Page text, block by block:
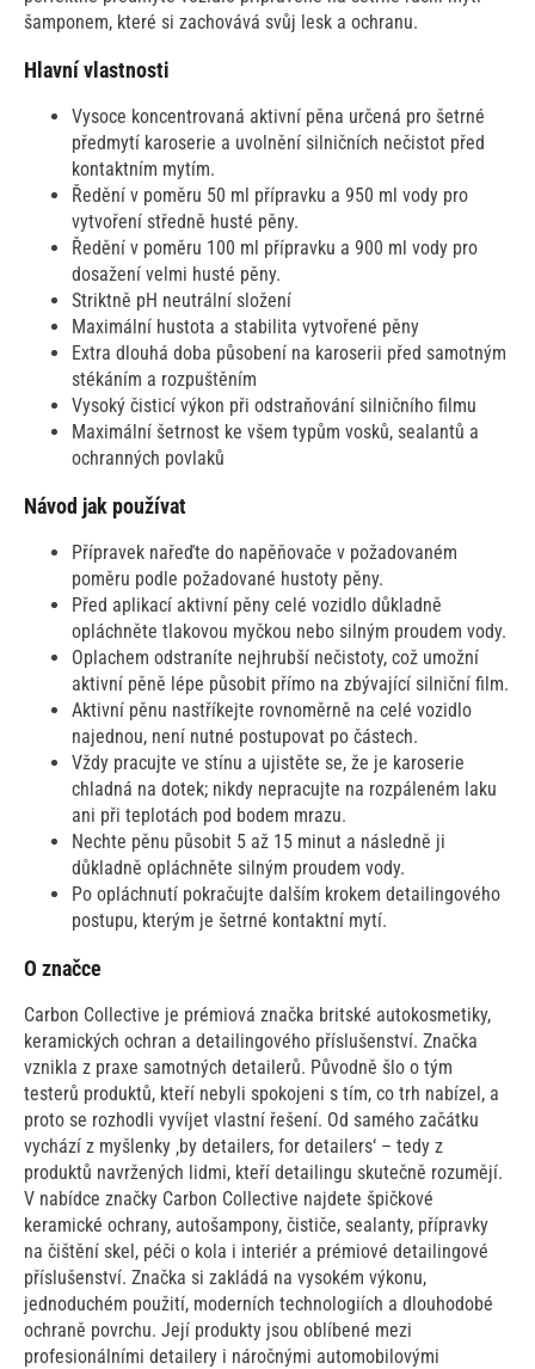
šamponem, které si zachovává svůj lesk a ochranu.
Hlavní vlastnosti
Vysoce koncentrovaná aktivní pěna určená pro šetrné
předmytí karoserie a uvolnění silničních nečistot před
kontaktním mytím.
Ředění v poměru 50 ml přípravku a 950 ml vody pro
vytvoření středně husté pěny.
Ředění v poměru 100 ml přípravku a 900 ml vody pro
dosažení velmi husté pěny.
Striktně pH neutrální složení
Maximální hustota a stabilita vytvořené pěny
Extra dlouhá doba působení na karoserii před samotným
stékáním a rozpuštěním
Vysoký čisticí výkon při odstraňování silničního filmu
Maximální šetrnost ke všem typům vosků, sealantů a
ochranných povlaků
Návod jak používat
Přípravek nařeďte do napěňovače v požadovaném
poměru podle požadované hustoty pěny.
Před aplikací aktivní pěny celé vozidlo důkladně
opláchněte tlakovou myčkou nebo silným proudem vody.
Oplachem odstraníte nejhrubší nečistoty, což umožní
aktivní pěně lépe působit přímo na zbývající silniční film.
Aktivní pěnu nastříkejte rovnoměrně na celé vozidlo
najednou, není nutné postupovat po částech.
Vždy pracujte ve stínu a ujistěte se, že je karoserie
chladná na dotek; nikdy nepracujte na rozpáleném laku
ani při teplotách pod bodem mrazu.
Nechte pěnu působit 5 až 15 minut a následně ji
důkladně opláchněte silným proudem vody.
Po opláchnutí pokračujte dalším krokem detailingového
postupu, kterým je šetrné kontaktní mytí.
O značce
Carbon Collective je prémiová značka britské autokosmetiky,
keramických ochran a detailingového příslušenství. Značka
vznikla z praxe samotných detailerů. Původně šlo o tým
testerů produktů, kteří nebyli spokojeni s tím, co trh nabízel, a
proto se rozhodli vyvíjet vlastní řešení. Od samého začátku
vychází z myšlenky ‚by detailers, for detailers‘ – tedy z
produktů navržených lidmi, kteří detailingu skutečně rozumějí.
V nabídce značky Carbon Collective najdete špičkové
keramické ochrany, autošampony, čističe, sealanty, přípravky
na čištění skel, péči o kola i interiér a prémiové detailingové
příslušenství. Značka si zakládá na vysokém výkonu,
jednoduchém použití, moderních technologiích a dlouhodobé
ochraně povrchu. Její produkty jsou oblíbené mezi
profesionálními detailery i náročnými automobilovými